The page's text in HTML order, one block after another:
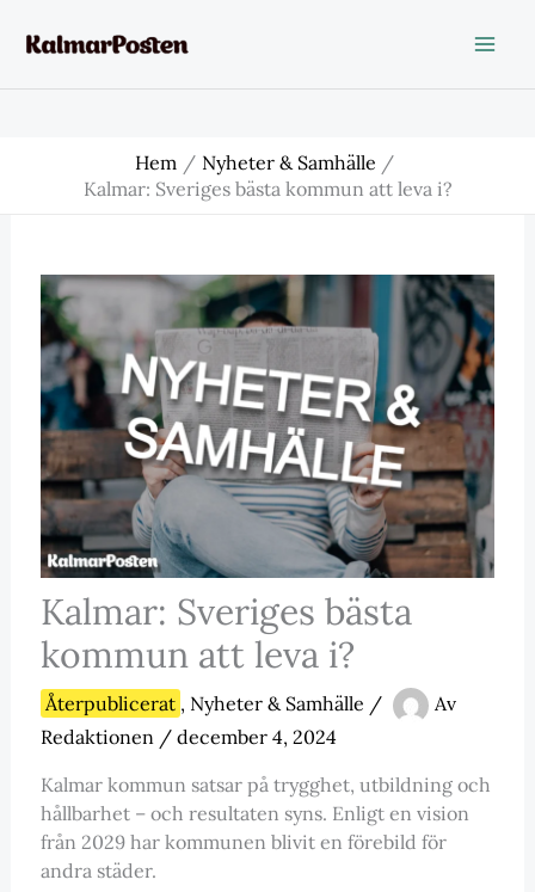
Hem
Nyheter & Samhälle
Kalmar: Sveriges bästa kommun att leva i?
Kalmar: Sveriges bästa
kommun att leva i?
Återpublicerat , Nyheter & Samhälle /
Av
Redaktionen / december 4, 2024
Kalmar kommun satsar på trygghet, utbildning och
hållbarhet – och resultaten syns. Enligt en vision
från 2029 har kommunen blivit en förebild för
andra städer.